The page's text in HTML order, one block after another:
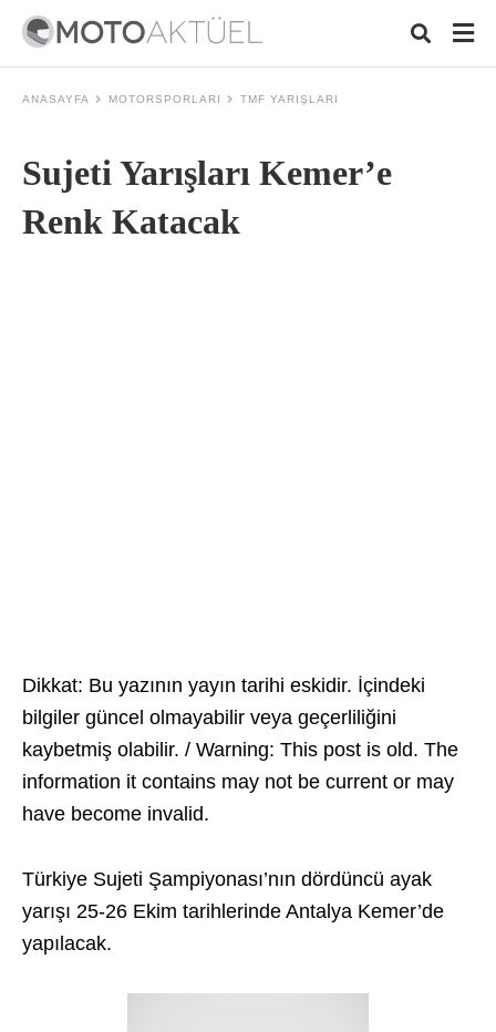
ANASAYFA MOTORSPORLARI TMF YARIŞLARI
Sujeti Yarışları Kemer’e
Renk Katacak
Dikkat: Bu yazının yayın tarihi eskidir. İçindeki
bilgiler güncel olmayabilir veya geçerliliğini
kaybetmiş olabilir. / Warning: This post is old. The
information it contains may not be current or may
have become invalid.
Türkiye Sujeti Şampiyonası’nın dördüncü ayak
yarışı 25-26 Ekim tarihlerinde Antalya Kemer’de
yapılacak.